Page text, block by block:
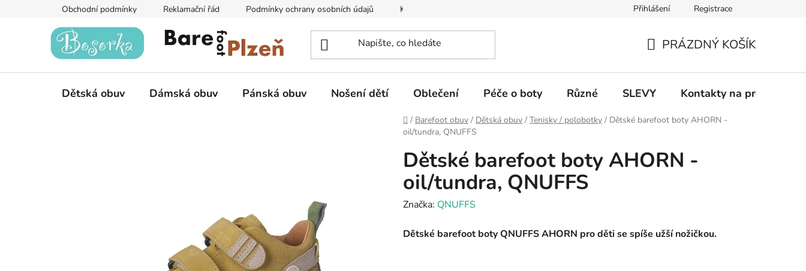
Obchodní podmínky Reklamační řád Podmínky ochrany osobních údajů Kontakty na prodejny Informace k on-line platbám Odstoupení od
Přihlášení Registrace
KOŠÍK
PRÁZDNÝ KOŠÍK
Dětská obuv Dámská obuv Pánská obuv Nošení dětí Oblečení Péče o boty Různé SLEVY Kontakty na prodejny
Domů
/ Barefoot obuv / Dětská obuv / Tenisky / polobotky / Dětské barefoot boty AHORN -
oil/tundra, QNUFFS
Dětské barefoot boty AHORN -
oil/tundra, QNUFFS
Značka: QNUFFS
Dětské barefoot boty QNUFFS AHORN pro děti se spíše užší nožičkou.